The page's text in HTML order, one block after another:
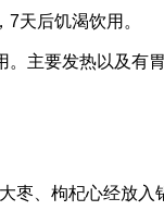
天后饥渴饮用。
主要发热以及有
、枸杞心经放